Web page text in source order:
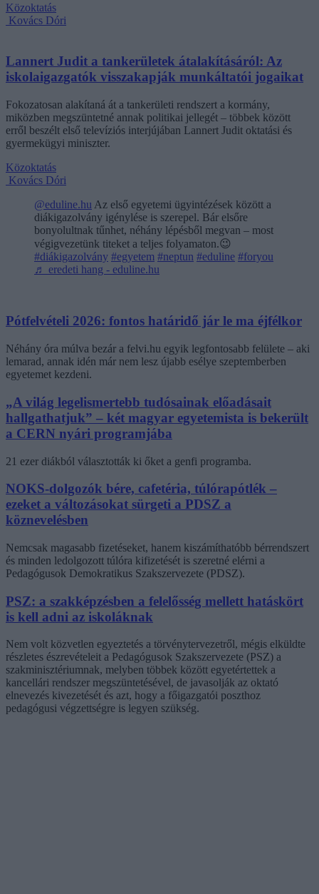
Közoktatás
Kovács Dóri
Lannert Judit a tankerületek átalakításáról: Az
iskolaigazgatók visszakapják munkáltatói jogaikat
Fokozatosan alakítaná át a tankerületi rendszert a kormány,
miközben megszüntetné annak politikai jellegét – többek között
erről beszélt első televíziós interjújában Lannert Judit oktatási és
gyermekügyi miniszter.
Közoktatás
Kovács Dóri
@eduline.hu Az első egyetemi ügyintézések között a
diákigazolvány igénylése is szerepel. Bár elsőre
bonyolultnak tűnhet, néhány lépésből megvan – most
végigvezetünk titeket a teljes folyamaton.😉
#diákigazolvány #egyetem #neptun #eduline #foryou
♬ eredeti hang - eduline.hu
Pótfelvételi 2026: fontos határidő jár le ma éjfélkor
Néhány óra múlva bezár a felvi.hu egyik legfontosabb felülete – aki
lemarad, annak idén már nem lesz újabb esélye szeptemberben
egyetemet kezdeni.
„A világ legelismertebb tudósainak előadásait
hallgathatjuk” – két magyar egyetemista is bekerült
a CERN nyári programjába
21 ezer diákból választották ki őket a genfi programba.
NOKS-dolgozók bére, cafetéria, túlórapótlék –
ezeket a változásokat sürgeti a PDSZ a
köznevelésben
Nemcsak magasabb fizetéseket, hanem kiszámíthatóbb bérrendszert
és minden ledolgozott túlóra kifizetését is szeretné elérni a
Pedagógusok Demokratikus Szakszervezete (PDSZ).
PSZ: a szakképzésben a felelősség mellett hatáskört
is kell adni az iskoláknak
Nem volt közvetlen egyeztetés a törvénytervezetről, mégis elküldte
részletes észrevételeit a Pedagógusok Szakszervezete (PSZ) a
szakminisztériumnak, melyben többek között egyetértettek a
kancellári rendszer megszüntetésével, de javasolják az oktató
elnevezés kivezetését és azt, hogy a főigazgatói poszthoz
pedagógusi végzettségre is legyen szükség.